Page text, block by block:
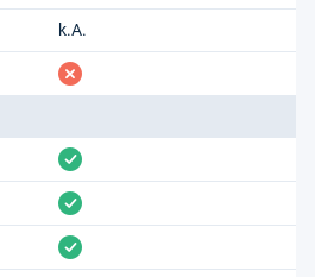
k.A.
fehlt
vorhanden
vorhanden
vorhanden